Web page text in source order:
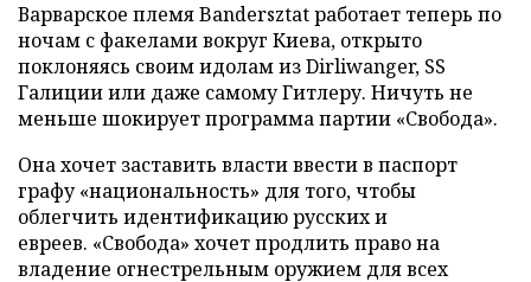
Варварское племя Bandersztat работает теперь по
ночам с факелами вокруг Киева, открыто
поклоняясь своим идолам из Dirliwanger, SS
Галиции или даже самому Гитлеру. Ничуть не
меньше шокирует программа партии «Свобода».
Она хочет заставить власти ввести в паспорт
графу «национальность» для того, чтобы
облегчить идентификацию русских и
евреев. «Свобода» хочет продлить право на
владение огнестрельным оружием для всех